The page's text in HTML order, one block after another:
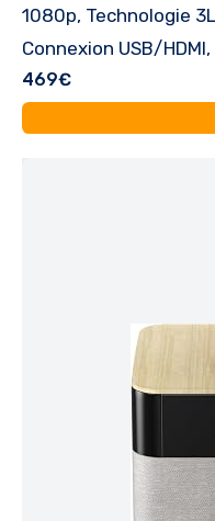
1080p, Technologie
Connexion USB/
Verticale du trapèze,
Projection jusqu'à 378"
469€